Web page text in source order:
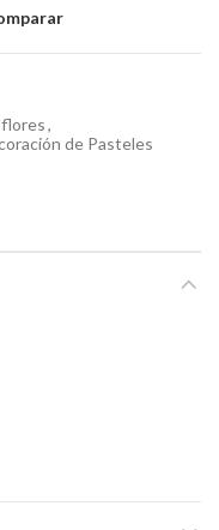
,
de Pasteles